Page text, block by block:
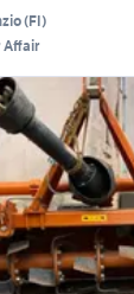
(FI)
Affair